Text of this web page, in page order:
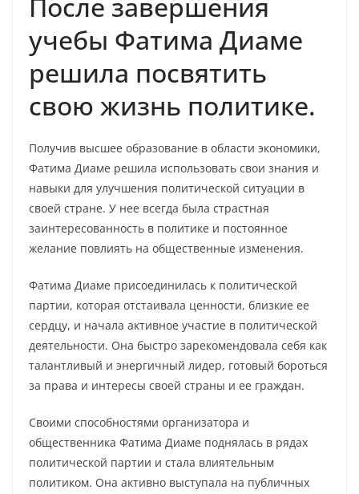
учебы Фатима Диаме
решила посвятить
свою жизнь политике.
Получив высшее образование в области экономики,
Фатима Диаме решила использовать свои знания и
навыки для улучшения политической ситуации в
своей стране. У нее всегда была страстная
заинтересованность в политике и постоянное
желание повлиять на общественные изменения.
Фатима Диаме присоединилась к политической
партии, которая отстаивала ценности, близкие ее
сердцу, и начала активное участие в политической
деятельности. Она быстро зарекомендовала себя как
талантливый и энергичный лидер, готовый бороться
за права и интересы своей страны и ее граждан.
Своими способностями организатора и
общественника Фатима Диаме поднялась в рядах
политической партии и стала влиятельным
политиком. Она активно выступала на публичных